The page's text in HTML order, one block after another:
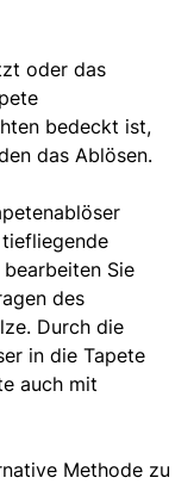
oder das
bedeckt ist,
das Ablösen.
Sie
des
Durch die
in die Tapete
auch mit
Methode zu